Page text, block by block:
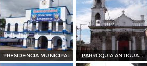
PRESIDENCIA MUNICIPAL PARROQUIA ANTIGUA...